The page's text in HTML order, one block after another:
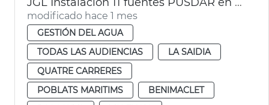
modificado hace 1 mes
GESTIÓN DEL AGUA
TODAS LAS AUDIENCIAS
LA SAIDIA
QUATRE CARRERES
POBLATS MARITIMS
BENIMACLET